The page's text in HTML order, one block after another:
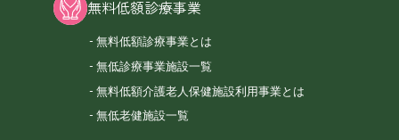
無料低額診療事業
無料低額診療事業とは
無低診療事業施設一覧
無料低額介護老人保健施設利用事業とは
無低老健施設一覧